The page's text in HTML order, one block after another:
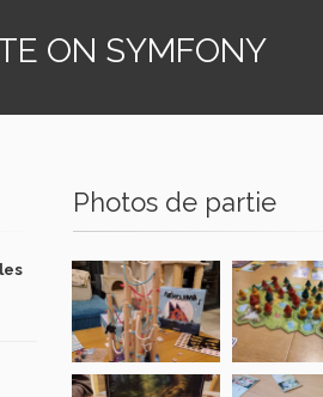
ON SYMFONY
Photos de partie